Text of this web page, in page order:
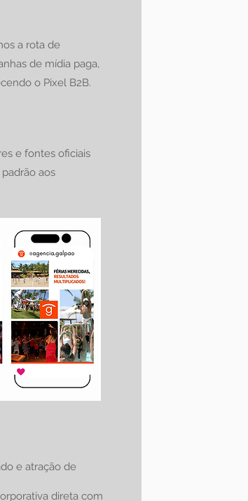
a rota de
de mídia paga,
o Pixel B2B.
e fontes oficiais
aos
e atração de
direta com